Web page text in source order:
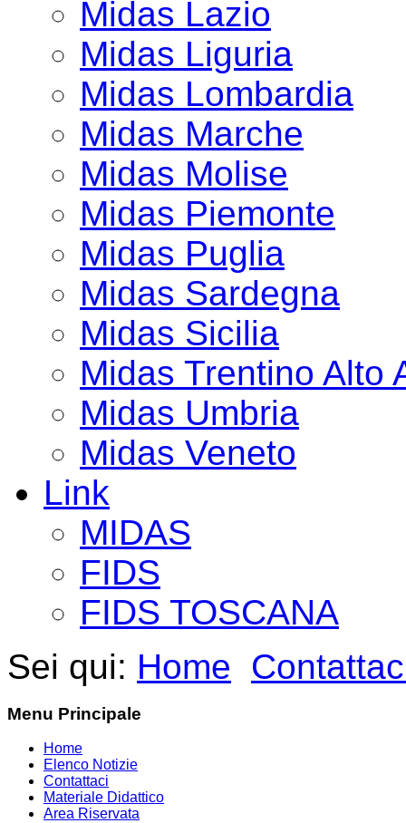
Midas Lazio
Midas Liguria
Midas Lombardia
Midas Marche
Midas Molise
Midas Piemonte
Midas Puglia
Midas Sardegna
Midas Sicilia
Midas Trentino Alto
Midas Umbria
Midas Veneto
Link
MIDAS
FIDS
FIDS TOSCANA
Sei qui: Home
Menu Principale
Home
Elenco Notizie
Contattaci
Materiale Didattico
Area Riservata